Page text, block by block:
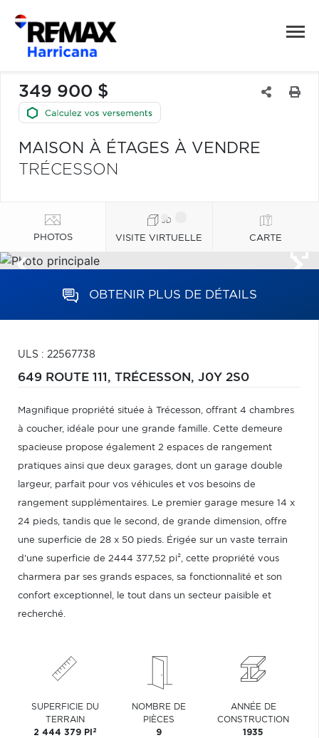
349 900 $
MAISON À ÉTAGES À VENDRE
TRÉCESSON
PHOTOS VISITE VIRTUELLE CARTE
OBTENIR PLUS DE DÉTAILS
ULS : 22567738
649 ROUTE 111, TRÉCESSON, J0Y 2S0
Magnifique propriété située à Trécesson, offrant 4 chambres
à coucher, idéale pour une grande famille. Cette demeure
spacieuse propose également 2 espaces de rangement
pratiques ainsi que deux garages, dont un garage double
largeur, parfait pour vos véhicules et vos besoins de
rangement supplémentaires. Le premier garage mesure 14 x
24 pieds, tandis que le second, de grande dimension, offre
une superficie de 28 x 50 pieds. Érigée sur un vaste terrain
d'une superficie de 2444 377,52 pi², cette propriété vous
charmera par ses grands espaces, sa fonctionnalité et son
confort exceptionnel, le tout dans un secteur paisible et
recherché.
SUPERFICIE DU
TERRAIN
2 444 379 PI 2
NOMBRE DE
PIÈCES
9
ANNÉE DE
CONSTRUCTION
1935